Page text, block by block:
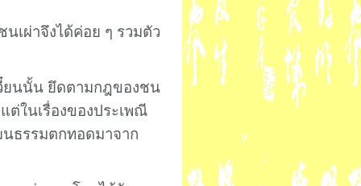
เผ่าจึงได้ค่อย ๆ รวมตัว
วี๋ยนนั้น ยึดตามกฎของชน
ต่ในเรื่องของประเพณี
ธรรมตกทอดมาจาก